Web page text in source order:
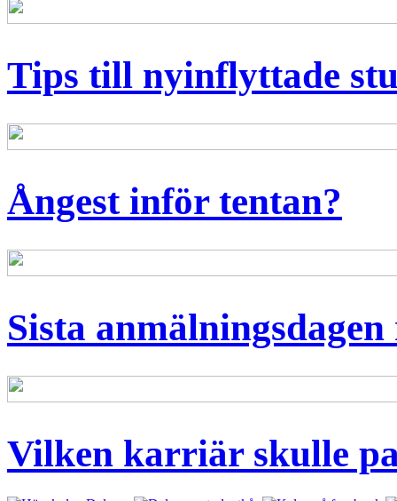
Tips till nyinflyttade
Ångest inför tentan?
Sista
Vilken karriär skulle